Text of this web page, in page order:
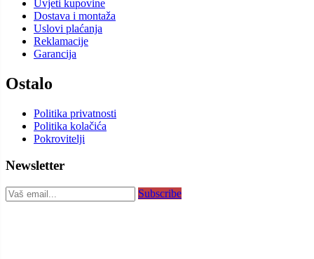
Uvjeti kupovine
Dostava i montaža
Uslovi plaćanja
Reklamacije
Garancija
Ostalo
Politika privatnosti
Politika kolačića
Pokrovitelji
Newsletter
Subscribe